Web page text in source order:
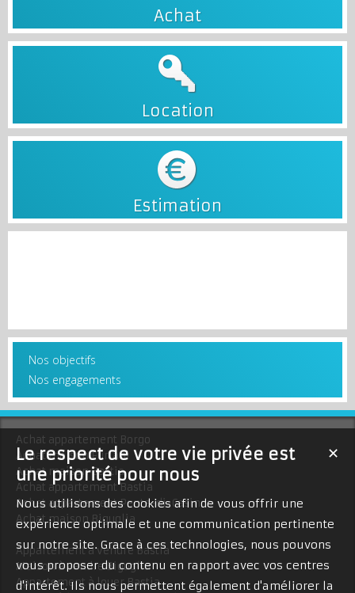
Achat
Location
Estimation
Nos objectifs
Nos engagements
Achat appartement Borgo
Achat maison Furiani
Achat maison Bastia
Achat appartement Bastia
Achat appartement Penta-di-Casinca
Achat maison Biguglia
Appartement à vendre Bastia
Maison à vendre Biguglia
Appartement à louer Bastia
✕
Le respect de votre vie privée est
une priorité pour nous
Nous utilisons des cookies afin de vous offrir une
expérience optimale et une communication pertinente
sur notre site. Grace à ces technologies, nous pouvons
vous proposer du contenu en rapport avec vos centres
d'intérêt. Ils nous permettent également d'améliorer la